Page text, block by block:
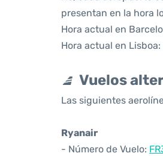
presentan en la hora
Hora actual en
Hora actual en
Vuelos
Las siguientes
Ryanair
- Número de Vuelo: